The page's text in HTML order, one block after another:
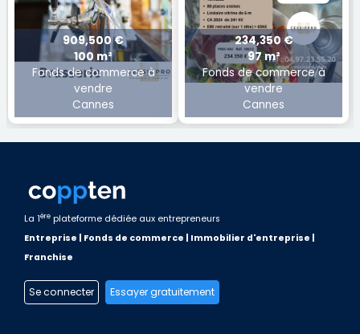
909,500 €
100 m²
Fonds de commerce à
vendre
Cannes
234,350 €
97 m²
Fonds de commerce à
vendre
Cannes
La 1ère plateforme dédiée aux entrepreneurs
Entreprise | Fonds de commerce | Immobilier d'entreprise |
Franchise
Se connecter Essayer gratuitement